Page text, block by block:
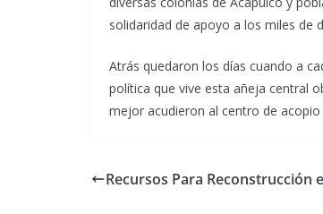
solidaridad de apoyo a los miles de
Atrás quedaron los días cuando a
política que vive esta añeja central
mejor acudieron al centro de
Recursos Para Reconstrucción